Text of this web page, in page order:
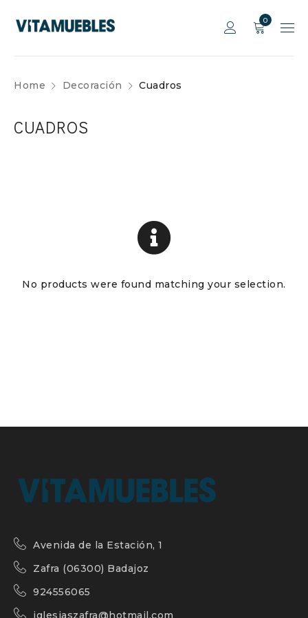
0
Home Decoración Cuadros
CUADROS
No products were found matching your selection.
Avenida de la Estación, 1
Zafra (06300) Badajoz
924556065
iglesiaszafra@hotmail.com